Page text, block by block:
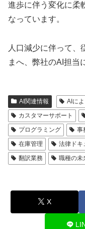
進歩に伴う変化に柔
なっています。
人口減少に伴って、
まへ、弊社のAI担当
AI関連情報 AIに
カスタマーサポート
プログラミング
事
在庫管理
法律ドキ
翻訳業務
職種の未
X